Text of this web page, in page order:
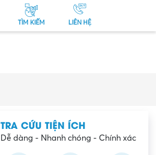
TÌM KIẾM LIÊN HỆ
TRA CỨU TIỆN ÍCH
Dễ dàng - Nhanh chóng - Chính xác